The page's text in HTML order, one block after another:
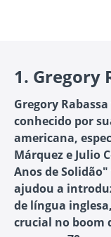
1. Gregory
Gregory
conhecido por
americana,
Márquez e Julio
Anos de
ajudou a
de língua
crucial no boom